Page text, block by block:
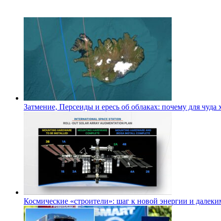
Затмение, Персеиды и ересь об облаках: почему для чуда
Космические «строители»: шаг к новой энергии и